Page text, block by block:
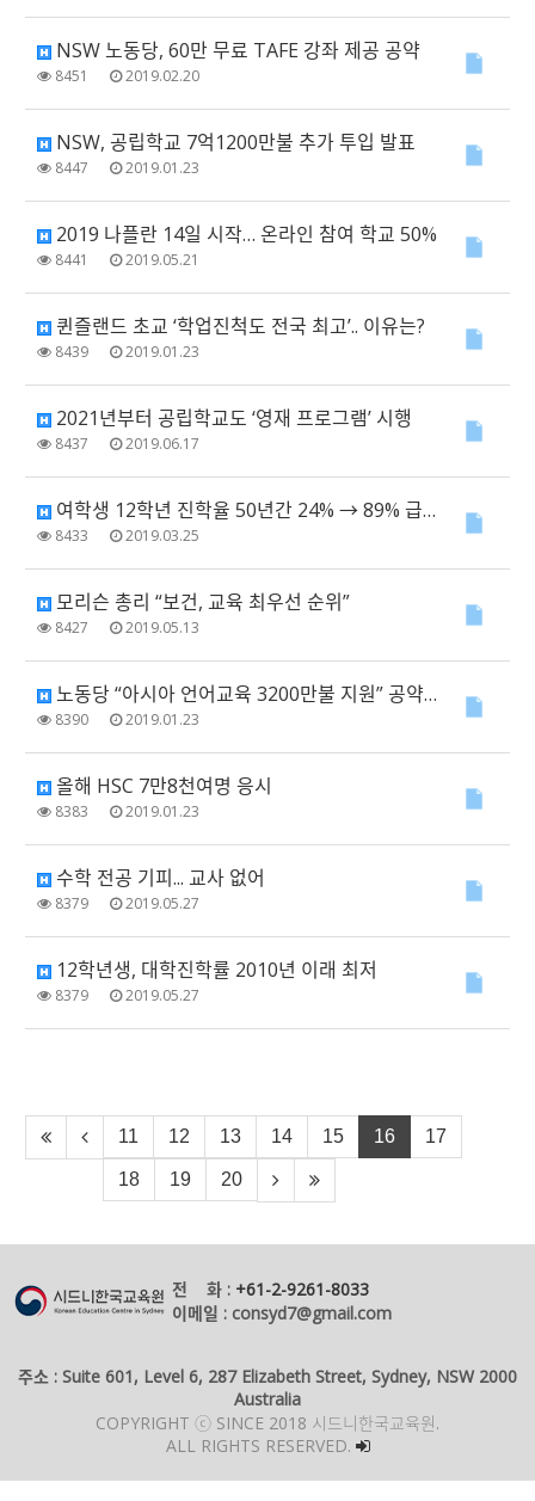
NSW 노동당, 60만 무료 TAFE 강좌 제공 공약
8451 2019.02.20
NSW, 공립학교 7억1200만불 추가 투입 발표
8447 2019.01.23
2019 나플란 14일 시작… 온라인 참여 학교 50%
8441 2019.05.21
퀸즐랜드 초교 ‘학업진척도 전국 최고’.. 이유는?
8439 2019.01.23
2021년부터 공립학교도 ‘영재 프로그램’ 시행
8437 2019.06.17
여학생 12학년 진학율 50년간 24% → 89% 급증
8433 2019.03.25
모리슨 총리 “보건, 교육 최우선 순위”
8427 2019.05.13
노동당 “아시아 언어교육 3200만불 지원” 공약 발표
8390 2019.01.23
올해 HSC 7만8천여명 응시
8383 2019.01.23
수학 전공 기피... 교사 없어
8379 2019.05.27
12학년생, 대학진학률 2010년 이래 최저
8379 2019.05.27
11 12 13 14 15 16 17
18 19 20
전 화 : +61-2-9261-8033
이메일 : consyd7@gmail.com
주소 : Suite 601, Level 6, 287 Elizabeth Street, Sydney, NSW 2000
Australia
COPYRIGHT ⓒ SINCE 2018 시드니한국교육원.
ALL RIGHTS RESERVED.